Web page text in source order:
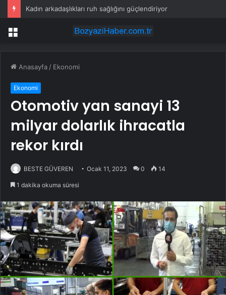
Kadın arkadaşlıkları ruh sağlığını güçlendiriyor
Menü
Anasayfa / Ekonomi
Ekonomi
Otomotiv yan sanayi 13
milyar dolarlık ihracatla
rekor kırdı
BESTE GÜVEREN Ocak 11, 2023 0 14
1 dakika okuma süresi